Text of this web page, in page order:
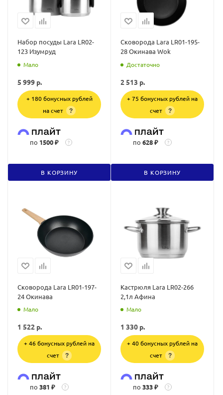
Набор посуды Lara LR02-
123 Изумруд
Мало
5 999 р.
+ 180 бонусных рублей
на счет
?
по 1500 ₽ ?
В КОРЗИНУ
Сковорода Lara LR01-195-
28 Окинава Wok
Достаточно
2 513 р.
+ 75 бонусных рублей на
счет
?
по 628 ₽ ?
В КОРЗИНУ
Сковорода Lara LR01-197-
24 Окинава
Мало
1 522 р.
+ 46 бонусных рублей на
счет
?
по 381 ₽ ?
Кастрюля Lara LR02-266
2,1л Афина
Мало
1 330 р.
+ 40 бонусных рублей на
счет
?
по 333 ₽ ?